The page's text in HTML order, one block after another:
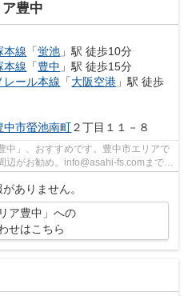
豊中
本線 「蛍池 」駅 徒歩10分
本線 「豊中 」駅 徒歩15分
レール本線 「大阪空港 」駅 徒歩
中市螢池南町２丁目１１－８
中」、おすすめです。豊中市エリアで
辺がお勧め。info@asahi-fs.comまでい
ありません。
ア豊中」への
せはこちら